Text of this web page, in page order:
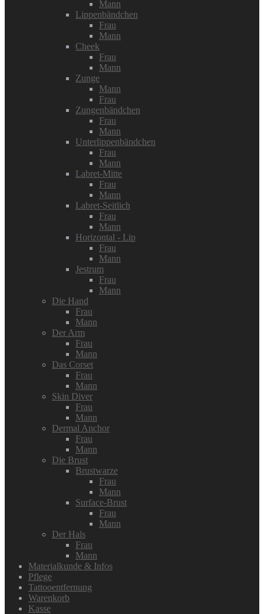
Mann
Lippenbändchen
Frau
Mann
Cheek
Frau
Mann
Zunge
Mann
Frau
Zungenbändchen
Frau
Mann
Unterlippenbändchen
Frau
Mann
Labret-Mitte
Frau
Mann
Labret-Seitlich
Frau
Mann
Horizontal - Lip
Frau
Mann
Jestrum
Frau
Mann
Die Hand
Frau
Mann
Der Arm
Frau
Mann
Das Corset
Frau
Mann
Skin Diver
Frau
Mann
Dermal Anchor
Frau
Mann
Die Brust
Brustwarze
Frau
Mann
Surface-Brust
Frau
Mann
Der Hals
Frau
Mann
Materialkunde & Infos
Pflege
Tattooentfernung
Warenkorb
Kasse